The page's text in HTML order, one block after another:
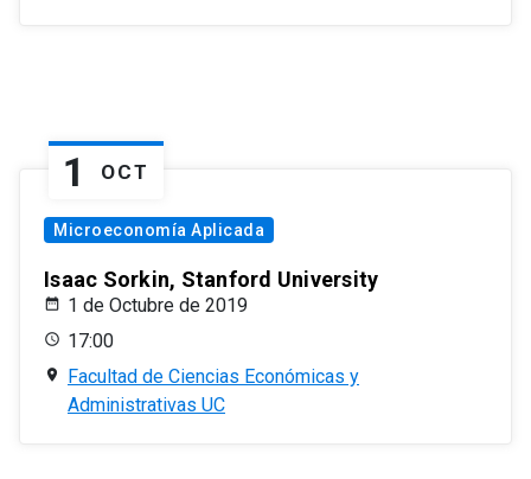
1 OCT
Microeconomía Aplicada
Isaac Sorkin, Stanford University
1 de Octubre de 2019
17:00
Facultad de Ciencias Económicas y
Administrativas UC